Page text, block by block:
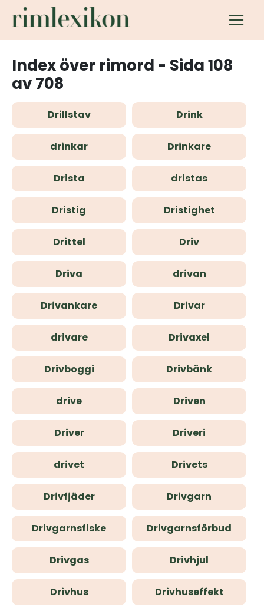
Index över rimord - Sida 108
av 708
Drillstav Drink
drinkar Drinkare
Drista dristas
Dristig Dristighet
Drittel Driv
Driva drivan
Drivankare Drivar
drivare Drivaxel
Drivboggi Drivbänk
drive Driven
Driver Driveri
drivet Drivets
Drivfjäder Drivgarn
Drivgarnsfiske Drivgarnsförbud
Drivgas Drivhjul
Drivhus Drivhuseffekt